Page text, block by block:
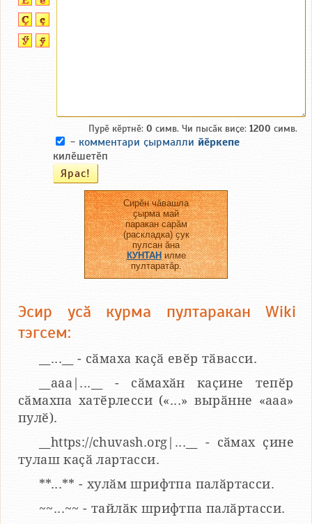
Пурӗ кӗртнӗ: 0 симв. Чи пысӑк виҫе: 1200 симв.
- комментари ҫырмалли йӗркепе
килӗшетӗп
Сирӗн чӑвашла
ҫырма май
паракан сарӑм
(раскладка) ҫук
пулсан ӑна
КУНТАНилме
пултаратӑр.
Эсир усӑ курма пултаракан Wiki
тэгсем:
__...__ - сӑмаха каҫӑ евӗр тӑвасси.
__aaa|...__ - сӑмахӑн каҫине тепӗр
сӑмахпа хатӗрлесси («...» вырӑнне «ааа»
пулӗ).
__https://chuvash.org|...__ - сӑмах ҫине
тулаш каҫӑ лартасси.
**...** - хулӑм шрифтпа палӑртасси.
~~...~~ - тайлӑк шрифтпа палӑртасси.